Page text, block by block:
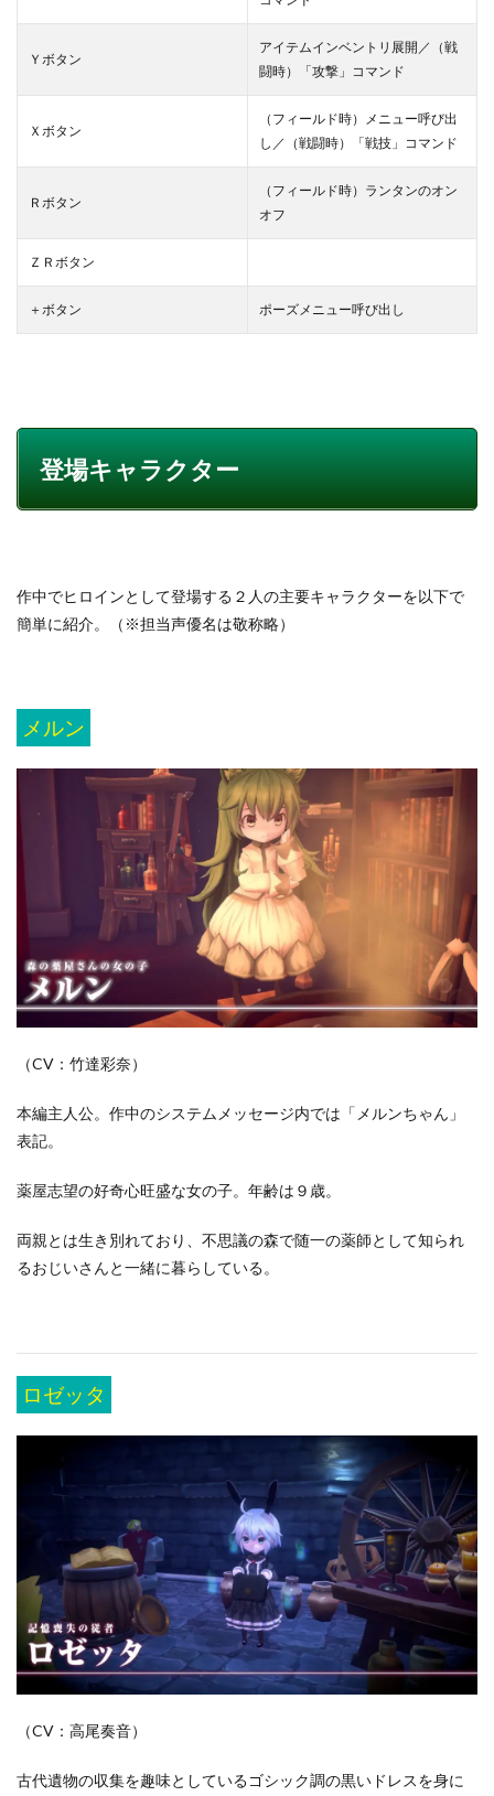
Ｙボタン
アイテムインベントリ展開／（戦
闘時）「攻撃」コマンド
Ｘボタン
（フィールド時）メニュー呼び出
し／（戦闘時）「戦技」コマンド
Ｒボタン
（フィールド時）ランタンのオン
オフ
ＺＲボタン
＋ボタン ポーズメニュー呼び出し
登場キャラクター
作中でヒロインとして登場する２人の主要キャラクターを以下で
簡単に紹介。（※担当声優名は敬称略）
メルン
（CV：竹達彩奈）
本編主人公。作中のシステムメッセージ内では「メルンちゃん」
表記。
薬屋志望の好奇心旺盛な女の子。年齢は９歳。
両親とは生き別れており、不思議の森で随一の薬師として知られ
るおじいさんと一緒に暮らしている。
ロゼッタ
（CV：高尾奏音）
古代遺物の収集を趣味としているゴシック調の黒いドレスを身に